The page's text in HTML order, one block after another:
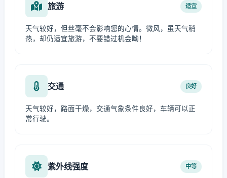
旅游 适宜
天气较好，但丝毫不会影响您的心情。微风，虽天气稍
热，却仍适宜旅游，不要错过机会呦！
交通 良好
天气较好，路面干燥，交通气象条件良好，车辆可以正
常行驶。
紫外线强度 中等